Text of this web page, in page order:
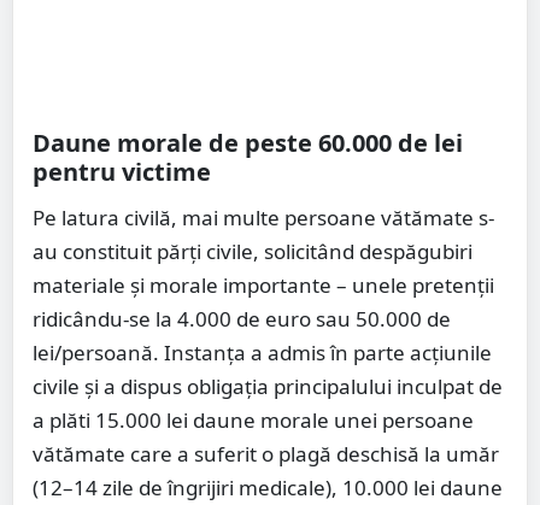
Daune morale de peste 60.000 de lei
pentru victime
Pe latura civilă, mai multe persoane vătămate s-
au constituit părți civile, solicitând despăgubiri
materiale și morale importante – unele pretenții
ridicându-se la 4.000 de euro sau 50.000 de
lei/persoană. Instanța a admis în parte acțiunile
civile și a dispus obligația principalului inculpat de
a plăti 15.000 lei daune morale unei persoane
vătămate care a suferit o plagă deschisă la umăr
(12–14 zile de îngrijiri medicale), 10.000 lei daune